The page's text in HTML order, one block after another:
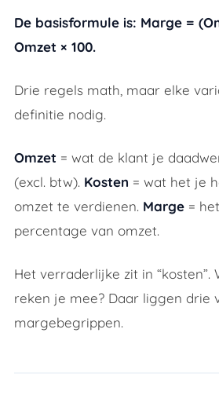
De basisformule is: Marge =
Omzet × 100.
Drie regels math, maar elke
definitie nodig.
Omzet = wat de klant je
(excl. btw). Kosten = wat het je
omzet te verdienen. Marge=
percentage van omzet.
Het verraderlijke zit in “kosten”.
reken je mee? Daar liggen drie
margebegrippen.